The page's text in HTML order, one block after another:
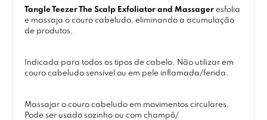
Tangle Teezer The Scalp Exfoliator and Massager esfolia
e massaja o couro cabeludo, eliminando a acumulação
de produtos.
Indicada para todos os tipos de cabelo. Não utilizar em
couro cabeludo sensível ou em pele inflamada/ferida.
Massajar o couro cabeludo em movimentos circulares.
Pode ser usado sozinho ou com champô/